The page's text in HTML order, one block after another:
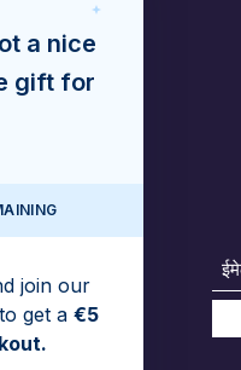
a nice
gift for
join our
get a €5